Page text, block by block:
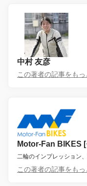
中村 友彦
この著者の記事をもっ
Motor-Fan BIKES
二輪のインプレッション
この著者の記事をもっ